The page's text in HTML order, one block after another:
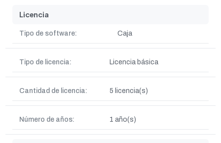
Licencia
Tipo de software: Caja
Tipo de licencia: Licencia básica
Cantidad de licencia: 5 licencia(s)
Número de años: 1 año(s)